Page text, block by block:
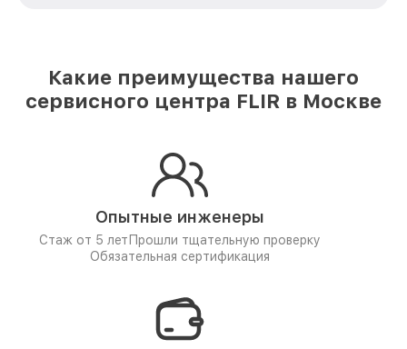
Какие преимущества нашего
сервисного центра FLIR в Москве
Опытные инженеры
Стаж от 5 лет Прошли тщательную проверку
Обязательная сертификация